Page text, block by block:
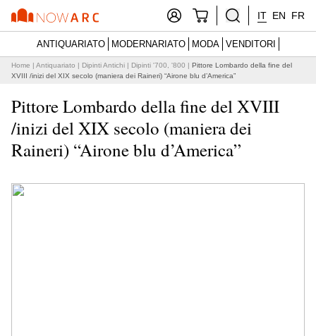
IT EN FR
ANTIQUARIATO MODERNARIATO MODA VENDITORI
Home | Antiquariato | Dipinti Antichi | Dipinti '700, '800 | Pittore Lombardo della fine del
XVIII /inizi del XIX secolo (maniera dei Raineri) “Airone blu d’America”
Pittore Lombardo della fine del XVIII
/inizi del XIX secolo (maniera dei
Raineri) “Airone blu d’America”